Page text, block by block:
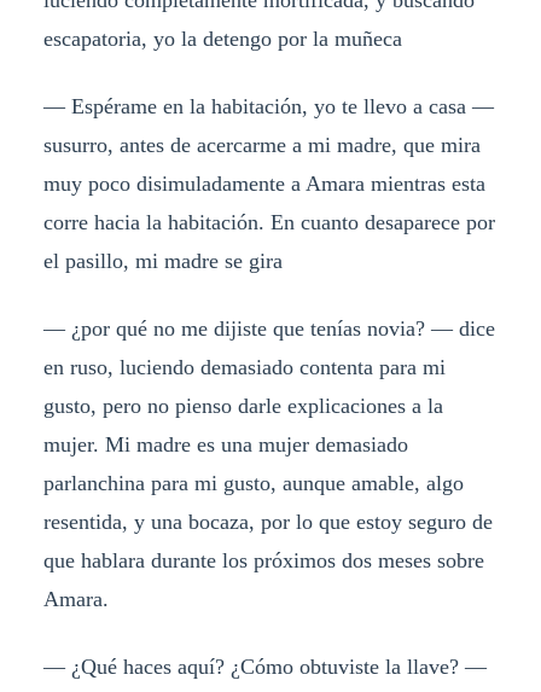
escapatoria, yo la detengo por la muñeca
— Espérame en la habitación, yo te llevo a casa —
susurro, antes de acercarme a mi madre, que mira
muy poco disimuladamente a Amara mientras esta
corre hacia la habitación. En cuanto desaparece por
el pasillo, mi madre se gira
— ¿por qué no me dijiste que tenías novia? — dice
en ruso, luciendo demasiado contenta para mi
gusto, pero no pienso darle explicaciones a la
mujer. Mi madre es una mujer demasiado
parlanchina para mi gusto, aunque amable, algo
resentida, y una bocaza, por lo que estoy seguro de
que hablara durante los próximos dos meses sobre
Amara.
— ¿Qué haces aquí? ¿Cómo obtuviste la llave? —